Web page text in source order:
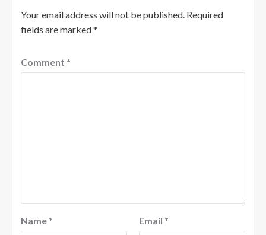
Your email address will not be published. Required
fields are marked*
Comment *
Name * Email *